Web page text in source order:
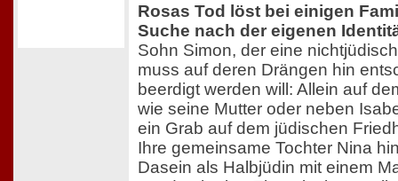
Rosas Tod löst bei einigen
Suche nach der eigenen
Sohn Simon, der eine
muss auf deren Drängen hin
beerdigt werden will: Allein auf
wie seine Mutter oder neben
ein Grab auf dem jüdischen
Ihre gemeinsame Tochter Nina
Dasein als Halbjüdin mit einem